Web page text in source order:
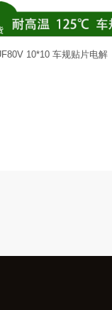
10*10 车规贴片电解